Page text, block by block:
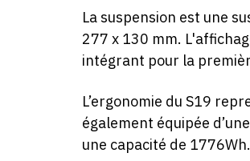
La suspension est une
277 x 130 mm.
intégrant pour la
L’ergonomie du S19
également équipée
une capacité de 1776Wh.